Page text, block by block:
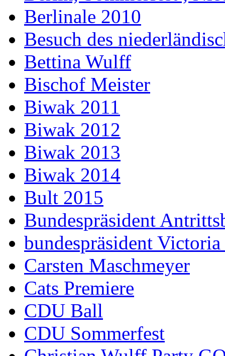
Berlinale 2010
Besuch des
Bettina Wulff
Bischof Meister
Biwak 2011
Biwak 2012
Biwak 2013
Biwak 2014
Bult 2015
Bundespräsident
bundespräsident
Carsten Maschmeyer
Cats Premiere
CDU Ball
CDU Sommerfest